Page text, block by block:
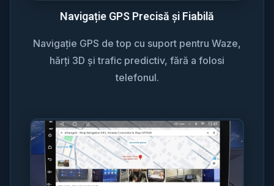
Navigație GPS Precisă și Fiabilă
Navigație GPS de top cu suport pentru Waze,
hărți 3D și trafic predictiv, fără a folosi
telefonul.